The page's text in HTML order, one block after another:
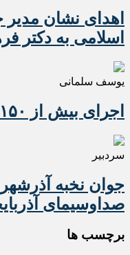
اهدای نشان مدیر
اسلامی به دکتر
یوسف سلمانی
اجرای بیش از ۱۵۰ برنامه فرهنگی در اهر
سردبیر
جوان نخبه
صداوسیمای
برچسب ها